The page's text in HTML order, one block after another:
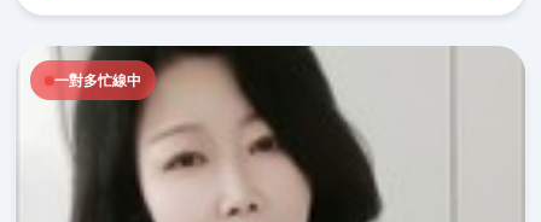
一對多忙線中